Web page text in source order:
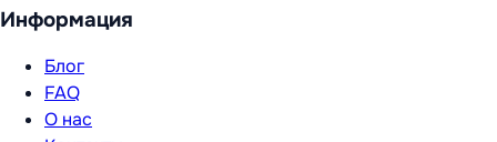
Информация
Блог
FAQ
О нас